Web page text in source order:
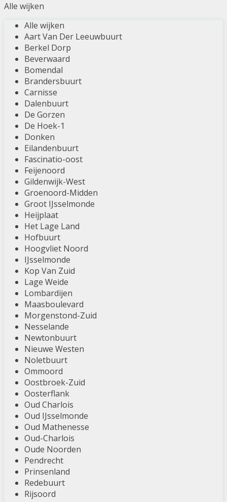
Alle wijken
Alle wijken
Aart Van Der Leeuwbuurt
Berkel Dorp
Beverwaard
Bomendal
Brandersbuurt
Carnisse
Dalenbuurt
De Gorzen
De Hoek-1
Donken
Eilandenbuurt
Fascinatio-oost
Feijenoord
Gildenwijk-West
Groenoord-Midden
Groot IJsselmonde
Heijplaat
Het Lage Land
Hofbuurt
Hoogvliet Noord
IJsselmonde
Kop Van Zuid
Lage Weide
Lombardijen
Maasboulevard
Morgenstond-Zuid
Nesselande
Newtonbuurt
Nieuwe Westen
Noletbuurt
Ommoord
Oostbroek-Zuid
Oosterflank
Oud Charlois
Oud IJsselmonde
Oud Mathenesse
Oud-Charlois
Oude Noorden
Pendrecht
Prinsenland
Redebuurt
Rijsoord